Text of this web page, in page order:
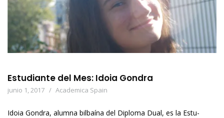
Estudiante del Mes: Idoia Gondra
junio 1, 2017 Academica Spain
Idoia Gondra, alumna bilbaína del Diploma Dual, es la Estu-